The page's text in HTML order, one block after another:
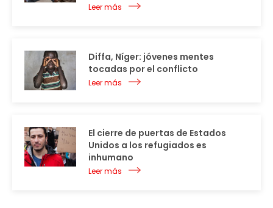
Leer más
Diffa, Níger: jóvenes mentes
tocadas por el conflicto
Leer más
El cierre de puertas de Estados
Unidos a los refugiados es
inhumano
Leer más